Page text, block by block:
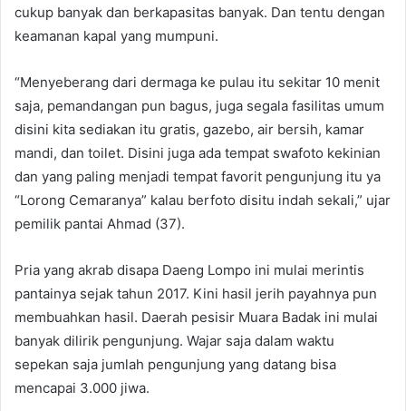
cukup banyak dan berkapasitas banyak. Dan tentu dengan
keamanan kapal yang mumpuni.
“Menyeberang dari dermaga ke pulau itu sekitar 10 menit
saja, pemandangan pun bagus, juga segala fasilitas umum
disini kita sediakan itu gratis, gazebo, air bersih, kamar
mandi, dan toilet. Disini juga ada tempat swafoto kekinian
dan yang paling menjadi tempat favorit pengunjung itu ya
“Lorong Cemaranya” kalau berfoto disitu indah sekali,” ujar
pemilik pantai Ahmad (37).
Pria yang akrab disapa Daeng Lompo ini mulai merintis
pantainya sejak tahun 2017. Kini hasil jerih payahnya pun
membuahkan hasil. Daerah pesisir Muara Badak ini mulai
banyak dilirik pengunjung. Wajar saja dalam waktu
sepekan saja jumlah pengunjung yang datang bisa
mencapai 3.000 jiwa.